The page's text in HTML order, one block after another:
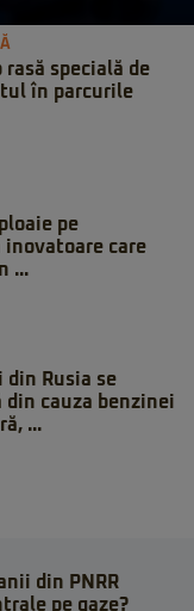
rasă specială de
în parcurile
pe
inovatoare care
...
din Rusia se
din cauza benzinei
...
din PNRR
pe gaze?